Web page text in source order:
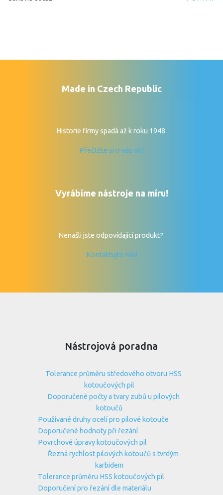
Made in Czech Republic
Historie firmy spadá až k roku 1948
Přečtěte si o nás víc!
Vyrábíme nástroje na míru!
Nenašli jste odpovídající produkt?
Kontaktujte nás!
Nástrojová poradna
Tolerance průměru středového otvoru HSS
kotoučových pil
Doporučené počty a tvary zubů u pilových
kotoučů
Používané druhy ocelí pro pilové kotouče
Doporučené hodnoty při řezání
Povrchové úpravy kotoučových pil
Řezná rychlost pilových kotoučů s tvrdým
karbidem
Tolerance průměru HSS kotoučových pil
Doporučení pro řezání dle materiálu